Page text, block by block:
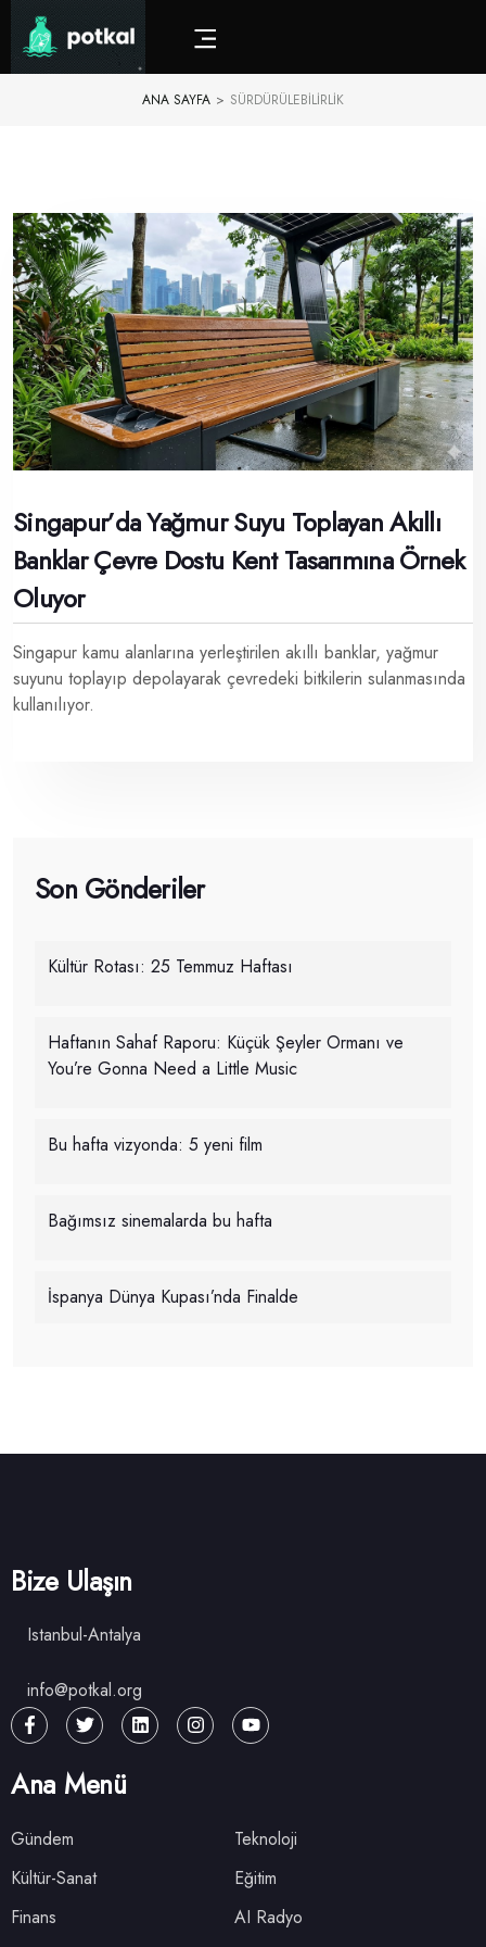
ANA SAYFA > SÜRDÜRÜLEBILIRLIK
Singapur’da Yağmur Suyu Toplayan Akıllı
Banklar Çevre Dostu Kent Tasarımına Örnek
Oluyor
Singapur kamu alanlarına yerleştirilen akıllı banklar, yağmur
suyunu toplayıp depolayarak çevredeki bitkilerin sulanmasında
kullanılıyor.
Son Gönderiler
Kültür Rotası: 25 Temmuz Haftası
Haftanın Sahaf Raporu: Küçük Şeyler Ormanı ve
You’re Gonna Need a Little Music
Bu hafta vizyonda: 5 yeni film
Bağımsız sinemalarda bu hafta
İspanya Dünya Kupası’nda Finalde
Bize Ulaşın
Istanbul-Antalya
info@potkal.org
Ana Menü
Gündem
Teknoloji
Kültür-Sanat
Eğitim
Finans
AI Radyo